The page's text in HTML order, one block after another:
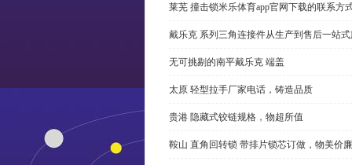
莱芜 撞击锁米乐体育app官网下载的联系方
戴乐克 系列三角连接件从生产到售后一站
无可挑剔的南平戴乐克 端盖
太原 轻型拉手厂家电话，铸造品质
贵港 隐藏式铰链规格，物超所值
鞍山 直角回转锁 带排片锁芯订做，物美价廉